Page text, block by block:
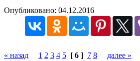
Опубликовано: 04.12.2016
« назад 1 2 3 4 5 [ 6 ] 7 8 далее »